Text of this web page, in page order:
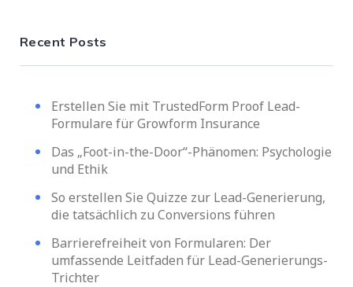
Recent Posts
Erstellen Sie mit TrustedForm Proof Lead-
Formulare für Growform Insurance
Das „Foot-in-the-Door“-Phänomen: Psychologie
und Ethik
So erstellen Sie Quizze zur Lead-Generierung,
die tatsächlich zu Conversions führen
Barrierefreiheit von Formularen: Der
umfassende Leitfaden für Lead-Generierungs-
Trichter